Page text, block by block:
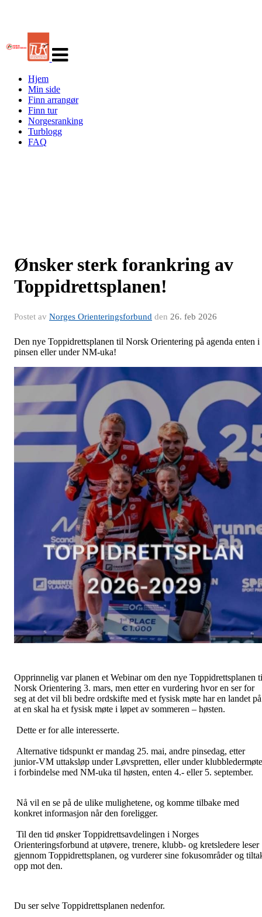
navigasjon
Hjem
Min side
Finn arrangør
Finn tur
Norgesranking
Turblogg
FAQ
Ønsker sterk forankring av
Toppidrettsplanen!
Postet av Norges Orienteringsforbund den 26. feb 2026
Den nye Toppidrettsplanen til Norsk Orientering på agenda enten i
pinsen eller under NM-uka!
Opprinnelig var planen et Webinar om den nye Toppidrettsplanen
Norsk Orientering 3. mars, men etter en vurdering hvor en ser for
seg at det vil bli bedre ordskifte med et fysisk møte har en landet på
at en skal ha et fysisk møte i løpet av sommeren – høsten.
Dette er for alle interesserte.
Alternative tidspunkt er mandag 25. mai, andre pinsedag, etter
junior-VM uttaksløp under Løvspretten, eller under klubbledermøte
i forbindelse med NM-uka til høsten, enten 4.- eller 5. september.
Nå vil en se på de ulike mulighetene, og komme tilbake med
konkret informasjon når den foreligger.
Til den tid ønsker Toppidrettsavdelingen i Norges
Orienteringsforbund at utøvere, trenere, klubb- og kretsledere leser
gjennom Toppidrettsplanen, og vurderer sine fokusområder og
opp mot den.
Du ser selve Toppidrettsplanen nedenfor.